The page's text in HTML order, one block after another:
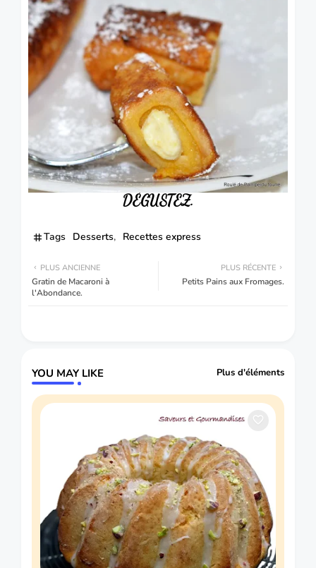
DÉGUSTEZ.
Tags Desserts Recettes express
PLUS RÉCENTE
Petits Pains aux Fromages.
PLUS ANCIENNE
Gratin de Macaroni à
l'Abondance.
YOU MAY LIKE Plus d'éléments